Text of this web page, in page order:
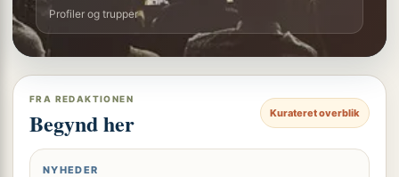
Profiler og trupper
FRA REDAKTIONEN
Begynd her Kurateret overblik
NYHEDER